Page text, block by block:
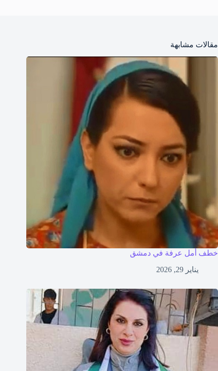
مقالات مشابهة
خطف أمل عرفة في دمشق
يناير 29, 2026